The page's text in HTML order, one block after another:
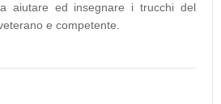
aiutare ed insegnare i trucchi del
e competente.